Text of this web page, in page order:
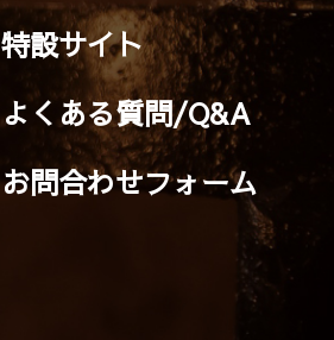
特設サイト
よくある質問/Q&A
お問合わせフォーム